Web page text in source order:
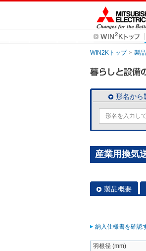
WIN2Kトップ 製
形名から
産業用換気
製品概要
納入仕様書を確認
羽根径 (mm)